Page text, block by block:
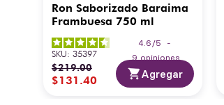
Ron Saborizado Baraima
Frambuesa 750 ml
4.6 /5
-
9 opiniones
SKU: 35397
$219.00
$131 .40 Agregar